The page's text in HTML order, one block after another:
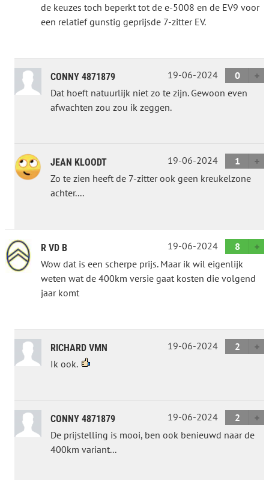
de keuzes toch beperkt tot de e-5008 en de EV9 voor
een relatief gunstig geprijsde 7-zitter EV.
CONNY 4871879 19-06-2024
0
Dat hoeft natuurlijk niet zo te zijn. Gewoon even
afwachten zou zou ik zeggen.
JEAN KLOODT 19-06-2024
1
Zo te zien heeft de 7-zitter ook geen kreukelzone
achter....
R VD B 19-06-2024
8
Wow dat is een scherpe prijs. Maar ik wil eigenlijk
weten wat de 400km versie gaat kosten die volgend
jaar komt
RICHARD VMN 19-06-2024
2
Ik ook.
CONNY 4871879 19-06-2024
2
De prijstelling is mooi, ben ook benieuwd naar de
400km variant...